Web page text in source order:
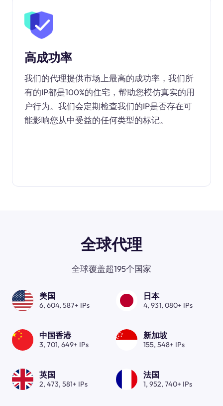
高成功率
我们的代理提供市场上最高的成功率，我们所
有的IP都是100%的住宅，帮助您模仿真实的用
户行为。我们会定期检查我们的IP是否存在可
能影响您从中受益的任何类型的标记。
全球代理
全球覆盖超195个国家
美国
6, 604, 587+ IPs
日本
4, 931, 080+ IPs
中国香港
3, 701, 649+ IPs
新加坡
155, 548+ IPs
英国
2, 473, 581+ IPs
法国
1, 952, 740+ IPs